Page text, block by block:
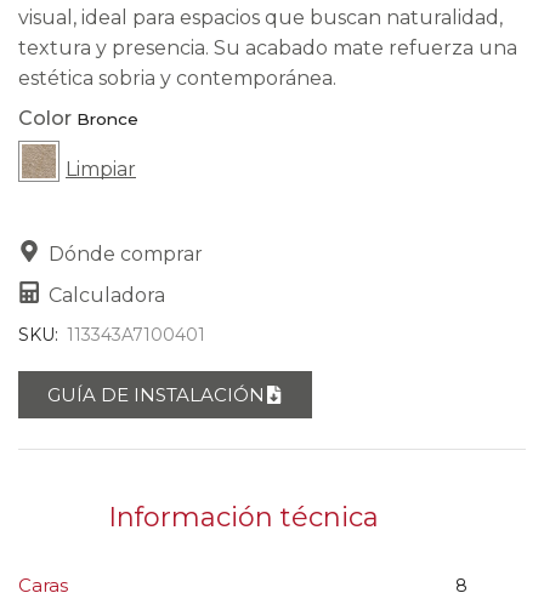
visual, ideal para espacios que buscan naturalidad,
textura y presencia. Su acabado mate refuerza una
estética sobria y contemporánea.
Color
Limpiar
Dónde comprar
Calculadora
SKU: 113343A7100401
GUÍA DE INSTALACIÓN
Información técnica
Caras 8